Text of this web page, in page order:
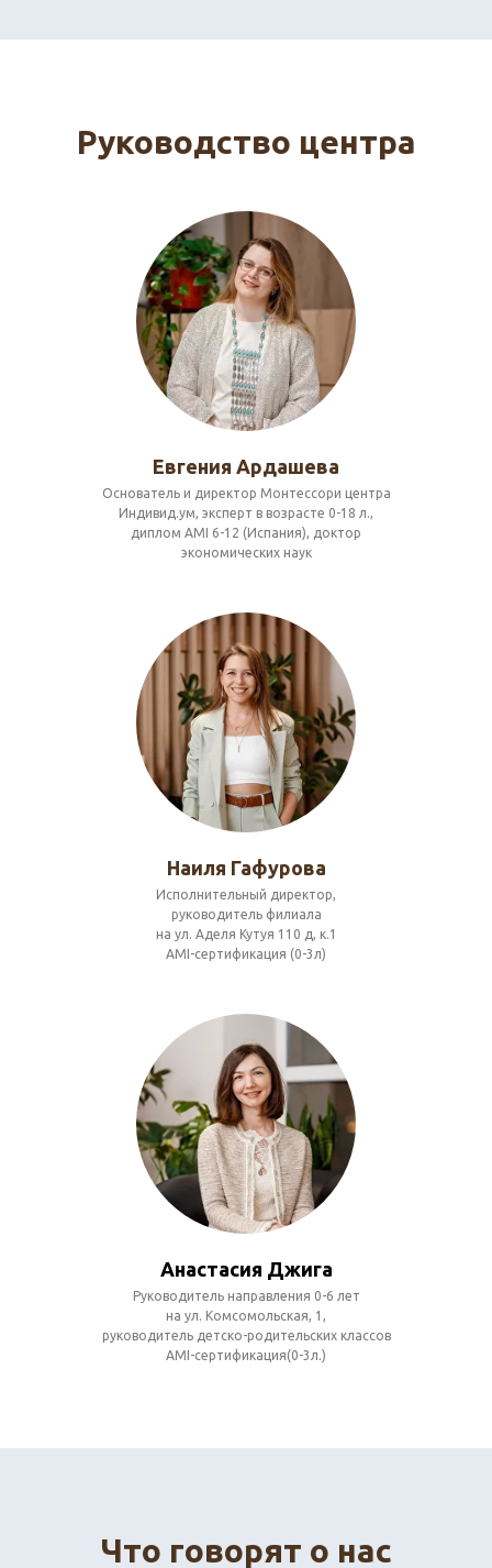
Руководство центра
Евгения Ардашева
Основатель и директор Монтессори центра
Индивид.ум, эксперт в возрасте 0-18 л.,
диплом AMI 6-12 (Испания), доктор
экономических наук
Наиля Гафурова
Исполнительный директор,
руководитель филиала
на ул. Аделя Кутуя 110 д, к.1
AMI-сертификация (0-3л)
Анастасия Джига
Руководитель направления 0-6 лет
на ул. Комсомольская, 1,
руководитель детско-родительских классов
AMI-сертификация(0-3л.)
Что говорят о нас